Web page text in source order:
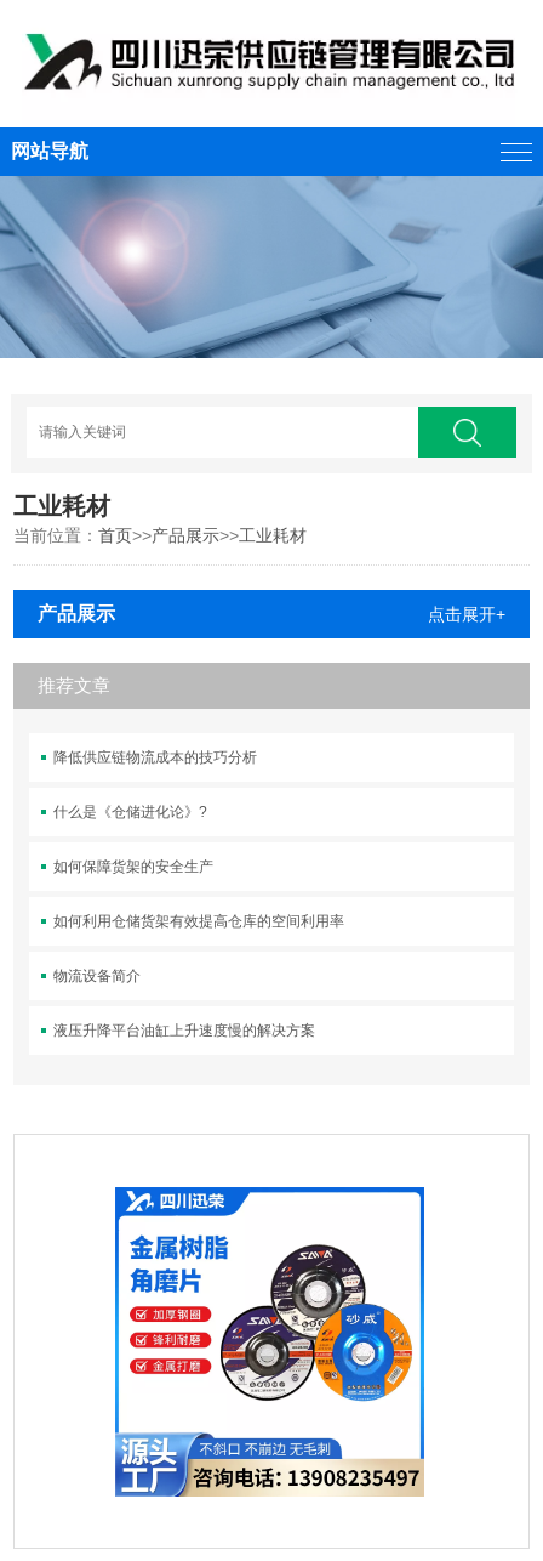
网站导航
工业耗材
当前位置：首页>>产品展示>>工业耗材
产品展示 点击展开+
推荐文章
降低供应链物流成本的技巧分析
什么是《仓储进化论》?
如何保障货架的安全生产
如何利用仓储货架有效提高仓库的空间利用率
物流设备简介
液压升降平台油缸上升速度慢的解决方案